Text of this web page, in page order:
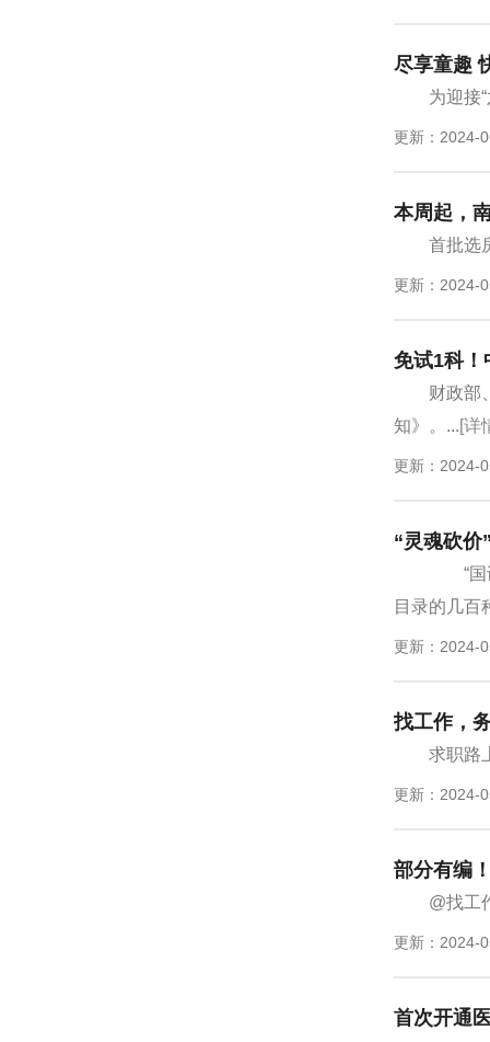
尽享童趣
为迎接
更新：2024-
本周起，
首批选
更新：2024-
免试1科
财政部
知》。...[详
更新：2024-
“灵魂砍价
“国谈
目录的几百
更新：2024-
找工作，
求职路
更新：2024-
部分有编
@找工
更新：2024-
首次开通